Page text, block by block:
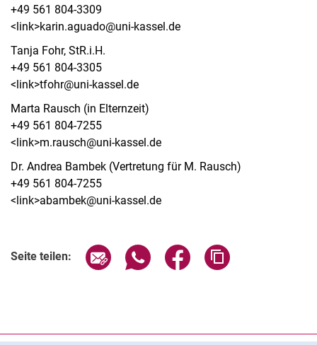
+49 561 804-3309
<link>karin.aguado@uni-kassel.de
Tanja Fohr, StR.i.H.
+49 561 804-3305
<link>tfohr@uni-kassel.de
Marta Rausch (in Elternzeit)
+49 561 804-7255
<link>m.rausch@uni-kassel.de
Dr. Andrea Bambek (Vertretung für M. Rausch)
+49 561 804-7255
<link>abambek@uni-kassel.de
Seite teilen: Seite über E-Mail teilen
Seite über WhatsApp teilen
Seite über Facebook